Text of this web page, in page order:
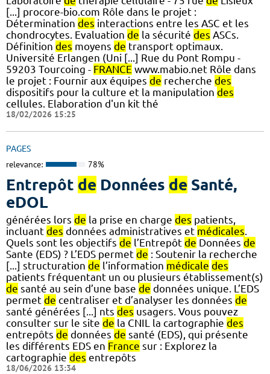
[...] procore-bio.com Rôle dans le projet :
Détermination des interactions entre les ASC et les
chondrocytes. Evaluation de la sécurité des ASCs.
Définition des moyens de transport optimaux.
Université Erlangen (Uni [...] Rue du Pont Rompu -
59203 Tourcoing - FRANCE www.mabio.net Rôle dans
le projet : Fournir aux équipes de recherche des
dispositifs pour la culture et la manipulation des
cellules. Elaboration d'un kit thé
18/02/2026 15:25
PAGES
relevance: 78%
Entrepôt de Données de Santé,
eDOL
générées lors de la prise en charge des patients,
incluant des données administratives et médicales
Quels sont les objectifs de l’Entrepôt de Données de
Sante (EDS) ? L’EDS permet de : Soutenir la recherche
[...] structuration de l’information médicale des
patients fréquentant un ou plusieurs établissement(s)
de santé au sein d’une base de données unique. L’EDS
permet de centraliser et d’analyser les données de
santé générées [...] nts des usagers. Vous pouvez
consulter sur le site de la CNIL la cartographie des
entrepôts de données de santé (EDS), qui présente
les différents EDS en France sur : Explorez la
cartographie des entrepôts
18/06/2026 13:34